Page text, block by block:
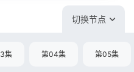
切换节点
集 第04集 第05集